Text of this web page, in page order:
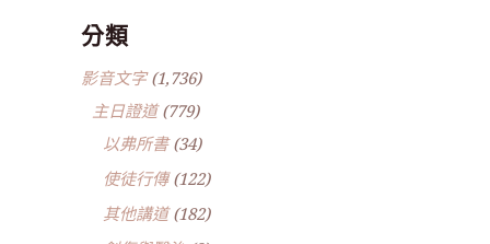
分類
影音文字(1,736)
主日證道(779)
以弗所書(34)
使徒行傳(122)
其他講道(182)